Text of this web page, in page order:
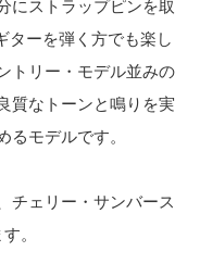
にストラップピンを取
ターを弾く方でも楽し
トリー・モデル並みの
質なトーンと鳴りを実
るモデルです。
チェリー・サンバース
。